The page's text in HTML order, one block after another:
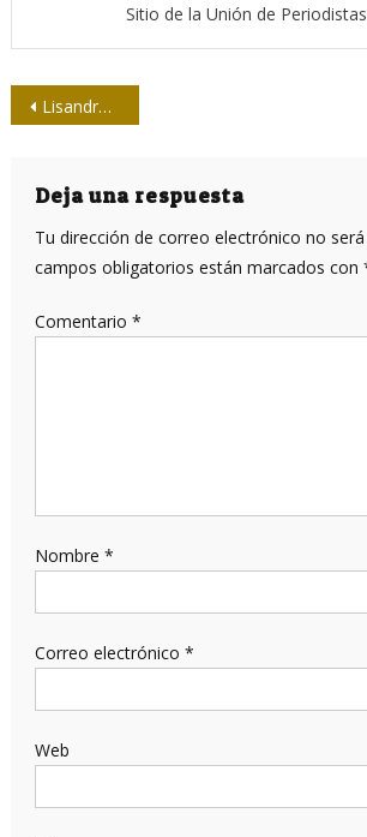
Sitio de la Unión de
Navegación
entradas
Lisandra, en guayabera de Doctora
Deja una respuesta
Tu dirección de correo electrónico no será
campos obligatorios están marcados con
Comentario *
Nombre *
Correo electrónico *
Web